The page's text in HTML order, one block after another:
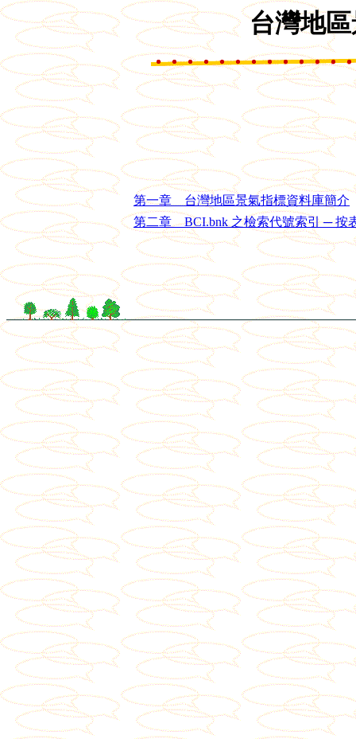
台灣地
第一章 台灣地區景氣指標資料庫簡介
第二章 BCI.bnk 之檢索代號索引 ─ 按